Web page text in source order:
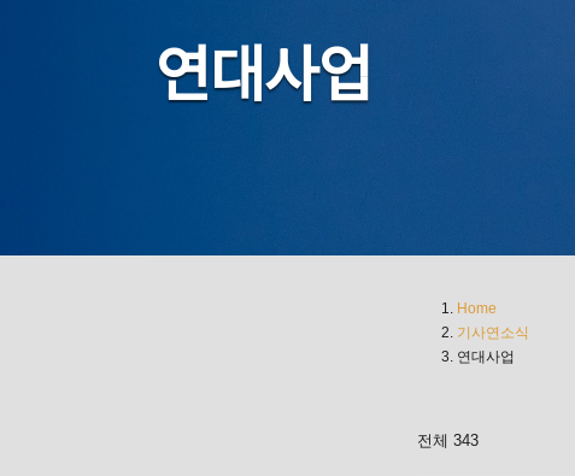
연대사업
Home
기사연소식
연대사업
전체 343